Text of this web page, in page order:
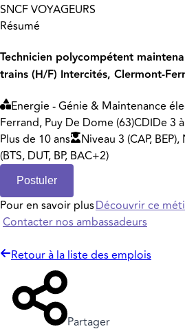
SNCF VOYAGEURS
Résumé
Technicien polycompétent
trains (H/F) Intercités, Clermont-
Energie - Génie & Maintenance
Ferrand, Puy De Dome (63)CDIDe 3
Plus de 10 ans
Niveau 3 (CAP,
(BTS, DUT, BP, BAC+2)
Postuler
Pour en savoir plusDécouvrir ce
Contacter nos ambassadeurs
Retour à la liste des emplois
Partager